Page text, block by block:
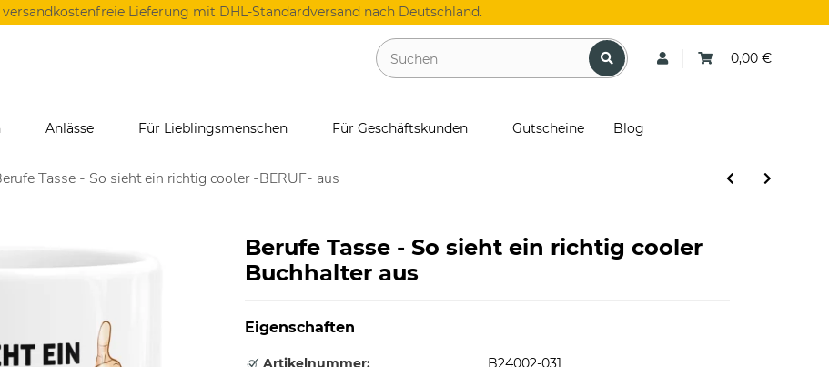
Lieferung mit DHL-Standardversand nach Deutschland.
0,00 €
Anlässe Für Lieblingsmenschen Für Geschäftskunden Gutscheine Blog
Tasse - So sieht ein richtig cooler -BERUF- aus
Berufe Tasse - So sieht ein richtig cooler
Buchhalter aus
Eigenschaften
Artikelnummer:
B24002-031